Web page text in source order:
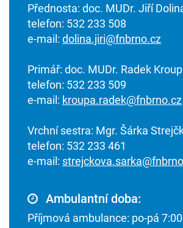
Přednosta: doc. MUDr. Jiří
telefon: 532 233 508
e-mail: dolina.jiri@fnbrno.cz
Primář: doc. MUDr. Radek
telefon: 532 233 509
e-mail: kroupa.radek@fnbrno.cz
Vrchní sestra: Mgr. Šárka
telefon: 532 233 461
e-mail:
Ambulantní doba:
Příjmová ambulance: po-pá